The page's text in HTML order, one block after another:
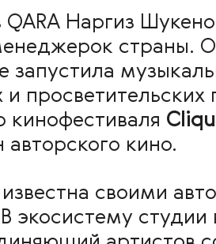
Наргиз
страны.
запустила
и
кинофестиваля
кино.
своими
экосистему студии